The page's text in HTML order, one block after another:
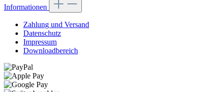
Informationen
Zahlung und Versand
Datenschutz
Impressum
Downloadbereich